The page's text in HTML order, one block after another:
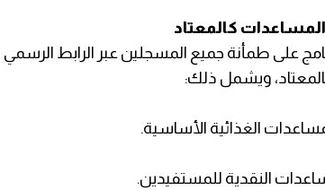
كالمعتاد
على طمأنة جميع المسجلين عبر الرابط الرسمي
ويشمل ذلك:
الغذائية الأساسية.
النقدية للمستفيدين.